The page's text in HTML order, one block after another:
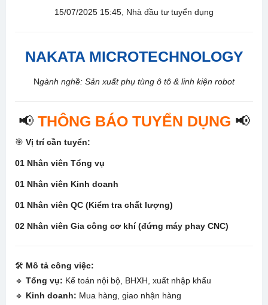
15/07/2025 15:45, Nhà đầu tư tuyển dụng
NAKATA MICROTECHNOLOGY
Ngành nghề: Sản xuất phụ tùng ô tô & linh kiện robot
📢 THÔNG BÁO TUYỂN DỤNG 📢
🎯 Vị trí cần tuyển:
01 Nhân viên Tổng vụ
01 Nhân viên Kinh doanh
01 Nhân viên QC (Kiểm tra chất lượng)
02 Nhân viên Gia công cơ khí (đứng máy phay CNC)
🛠️ Mô tả công việc:
🔹 Tổng vụ: Kế toán nội bộ, BHXH, xuất nhập khẩu
🔹 Kinh doanh: Mua hàng, giao nhận hàng